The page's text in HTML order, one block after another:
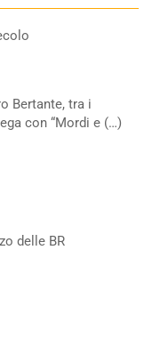
Bertante, tra i
con “Mordi e (…)
delle BR